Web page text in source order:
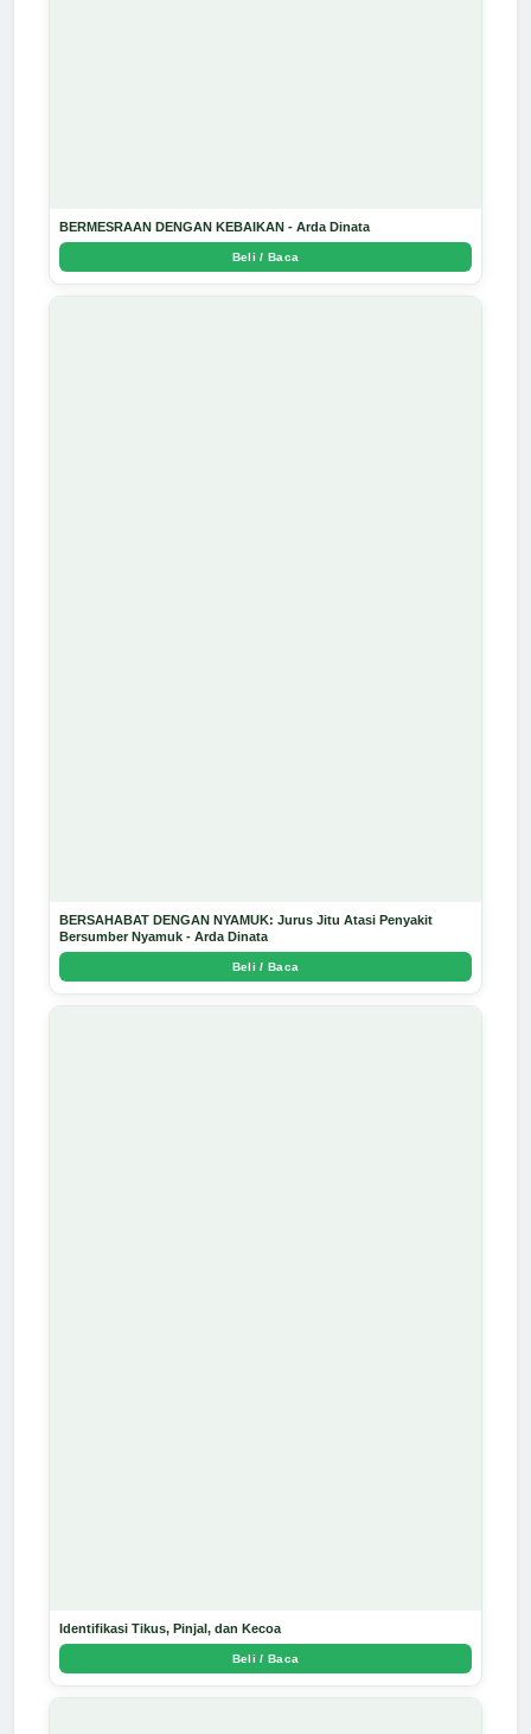
BERMESRAAN DENGAN KEBAIKAN - Arda Dinata
Beli / Baca
BERSAHABAT DENGAN NYAMUK: Jurus Jitu Atasi Penyakit
Bersumber Nyamuk - Arda Dinata
Beli / Baca
Identifikasi Tikus, Pinjal, dan Kecoa
Beli / Baca